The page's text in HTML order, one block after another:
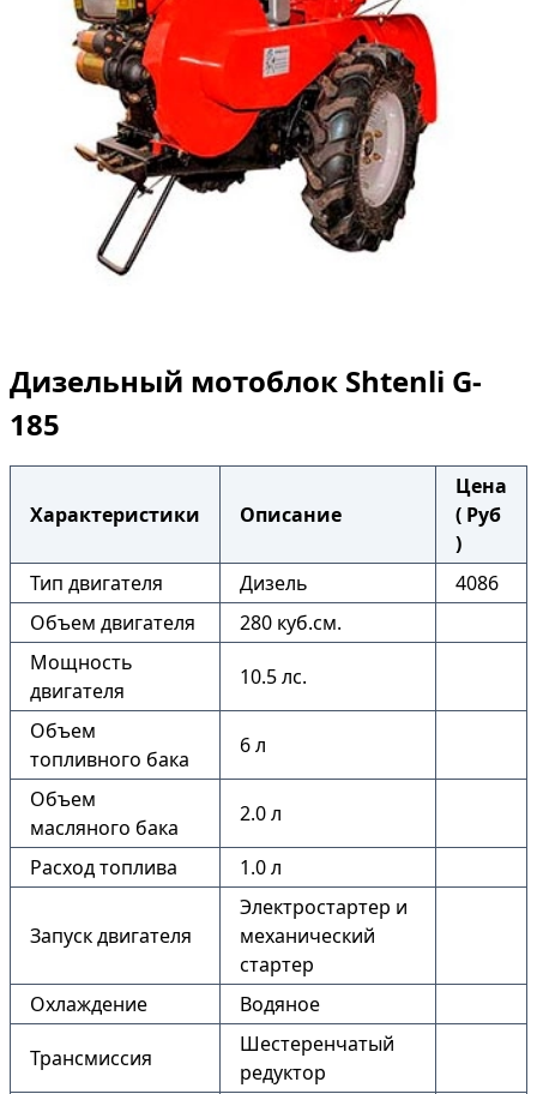
Дизельный мотоблок Shtenli G-
185
Характеристики Описание
Цена
( Руб
)
Тип двигателя
Дизель
4086
Объем двигателя
280 куб.см.
Мощность
двигателя
10.5 лс.
Объем
топливного бака
6 л
Объем
масляного бака
2.0 л
Расход топлива 1.0 л
Запуск двигателя
Электростартер и
механический
стартер
Охлаждение
Водяное
Трансмиссия
Шестеренчатый
редуктор